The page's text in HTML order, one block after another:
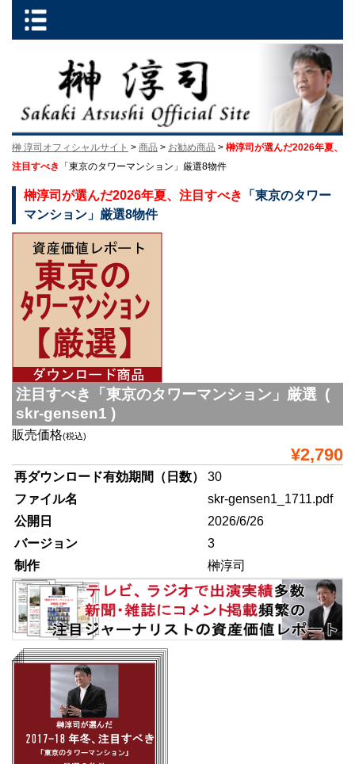
榊 淳司オフィシャルサイト > 商品 > お勧め商品 > 榊淳司が選んだ2026年夏、
注目すべき
「東京のタワーマンション」厳選8物件
榊淳司が選んだ2026年夏、注目すべき
「東京のタワー
マンション」厳選8物件
注目すべき「東京のタワーマンション」厳選 (
skr-gensen1 )
販売価格(税込)
¥2,790
再ダウンロード有効期間（日数）
30
ファイル名
skr-gensen1_1711.pdf
公開日
2026/6/26
バージョン
3
制作
榊淳司